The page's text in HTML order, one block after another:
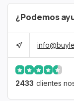
¿Podemos
2433 clientes